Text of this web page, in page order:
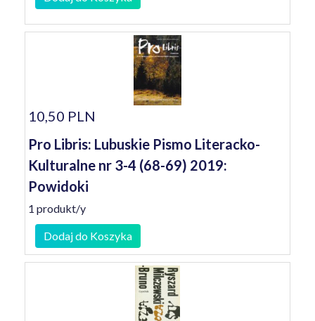
10,50 PLN
Pro Libris: Lubuskie Pismo Literacko-
Kulturalne nr 3-4 (68-69) 2019:
Powidoki
1 produkt/y
Dodaj do Koszyka